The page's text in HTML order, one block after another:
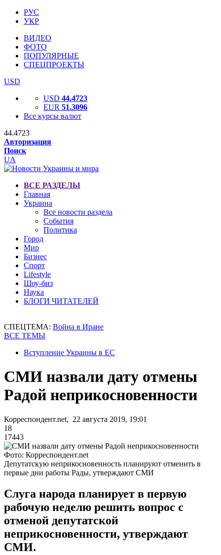
РУС
УКР
ВИДЕО
ФОТО
ПОПУЛЯРНЫЕ
СПЕЦПРОЕКТЫ
USD
USD 44.4723
EUR 51.3096
Все курсы валют
44.4723
Авторизация
Поиск
UA
ВСЕ РАЗДЕЛЫ
Главная
Украина
Все новости раздела
События
Политика
Город
Мир
Бизнес
Спорт
Lifestyle
Шоу-биз
Наука
БЛОГИ ЧИТАТЕЛЕЙ
СПЕЦТЕМА: Война в Иране
ВСЕ ТЕМЫ
Вступление Украины в ЕС
СМИ назвали дату отмены
Радой неприкосновенности
Корреспондент.net, 22 августа 2019, 19:01
18
17443
Фото: Корреспондент.net
Депутатскую неприкосновенность планируют отменить в
первые дни работы Рады, утверждают СМИ
Слуга народа планирует в первую
рабочую неделю решить вопрос с
отменой депутатской
неприкосновенности, утверждают
СМИ.